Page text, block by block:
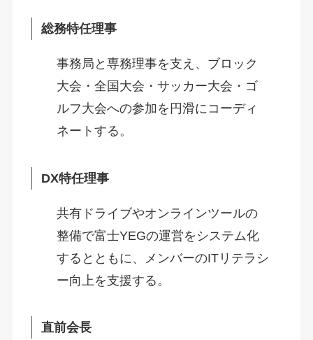
総務特任理事
事務局と専務理事を支え、ブロック
大会・全国大会・サッカー大会・ゴ
ルフ大会への参加を円滑にコーディ
ネートする。
DX特任理事
共有ドライブやオンラインツールの
整備で富士YEGの運営をシステム化
するとともに、メンバーのITリテラシ
ー向上を支援する。
直前会長